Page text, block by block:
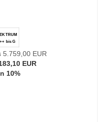
bis G
5.759,00 EUR
EUR
10%